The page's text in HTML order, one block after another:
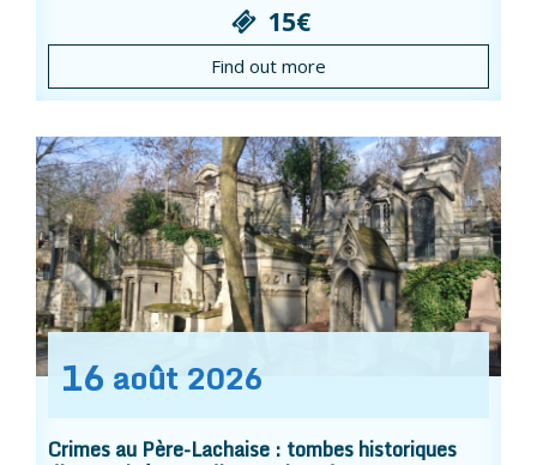
15€
Find out more
16 août 2026
Crimes au Père-Lachaise : tombes historiques